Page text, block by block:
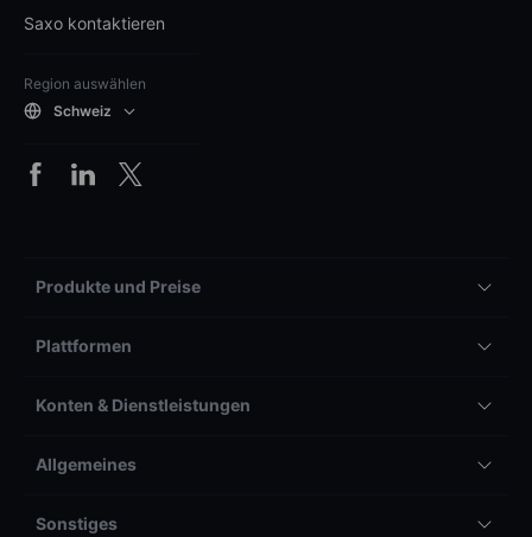
Saxo kontaktieren
Region auswählen
Schweiz
Produkte und Preise
Plattformen
Konten & Dienstleistungen
Allgemeines
Sonstiges